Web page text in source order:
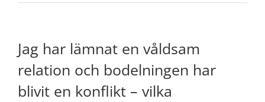
Jag har lämnat en våldsam
relation och bodelningen har
blivit en konflikt – vilka